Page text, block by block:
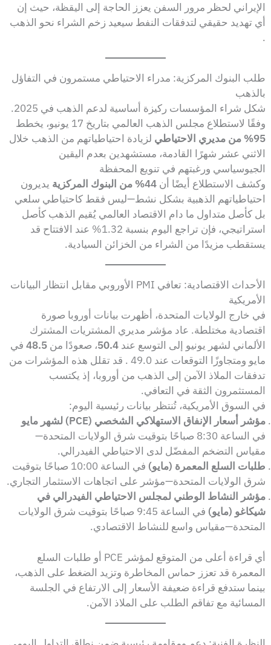
الإيراني لحظر مرور السفن يعزز الحاجة إلى اليقظة، حيث إن
أي تهديد حقيقي لتدفقات النفط سيعيد زخم الشراء نحو الذهب
.
طلب البنوك المركزية: مدراء الاحتياطي مستمرون في التفاؤل
بالذهب
شكل شراء المؤسسات ركيزة أساسية لدعم الذهب في 2025.
وفقًا لاستطلاع مجلس الذهب العالمي بتاريخ 17 يونيو، يخطط
95% من مديري الاحتياطي
لزيادة احتياطياتهم من الذهب خلال
الاثني عشر شهرًا القادمة، مستشهدين بعدم اليقين
الجيوسياسي ورغبتهم في تنويع المحفظة
وكشف الاستطلاع أيضًا أن44% من البنوك المركزية
يديرون
احتياطياتهم الذهبية بشكل نشط—ليس فقط كاحتياطي سلعي
بل كأصل متداول ما دام الاقتصاد العالمي يُقيم الذهب كأصل
استراتيجي، فإن تراجع اليوم بنسبة 1.32% عند الافتتاح قد
يستقطب مزيدًا من الشراء من الخزائن السيادية.
الأحداث الاقتصادية: تعافي PMI الأوروبي مقابل انتظار البيانات
الأمريكية
في خارج الولايات المتحدة، أظهرت بيانات أوروبا صورة
اقتصادية مختلطة. عاد مؤشر مديري المشتريات المشترك
الألماني لشهر يونيو إلى التوسع عند50.4، صعودًا من48.5 في
مايو ومتجاوزًا التوقعات عند 49.0 . قد تقلل هذه المؤشرات من
تدفقات الملاذ الآمن إلى الذهب من أوروبا، إذ يكتسب
المستثمرون الثقة في التعافي.
في السوق الأمريكية، تُنتظر بيانات رئيسية اليوم:
مؤشر أسعار الإنفاق الاستهلاكي الشخصي (PCE) لشهر مايو
في الساعة 8:30 صباحًا بتوقيت شرق الولايات المتحدة—
مقياس التضخم المفضّل لدى الاحتياطي الفيدرالي.
طلبات السلع المعمرة (مايو)
في الساعة 10:00 صباحًا بتوقيت
شرق الولايات المتحدة—مؤشر على اتجاهات الاستثمار التجاري.
مؤشر النشاط الوطني لمجلس الاحتياطي الفيدرالي في
شيكاغو (مايو)
في الساعة 9:45 صباحًا بتوقيت شرق الولايات
المتحدة—مقياس واسع للنشاط الاقتصادي.
أي قراءة أعلى من المتوقع لمؤشر PCE أو طلبات السلع
المعمرة قد تعزز حماس المخاطرة وتزيد الضغط على الذهب،
بينما ستدفع قراءة ضعيفة الأسعار إلى الارتفاع في الجلسة
المسائية مع تفاقم الطلب على الملاذ الآمن.